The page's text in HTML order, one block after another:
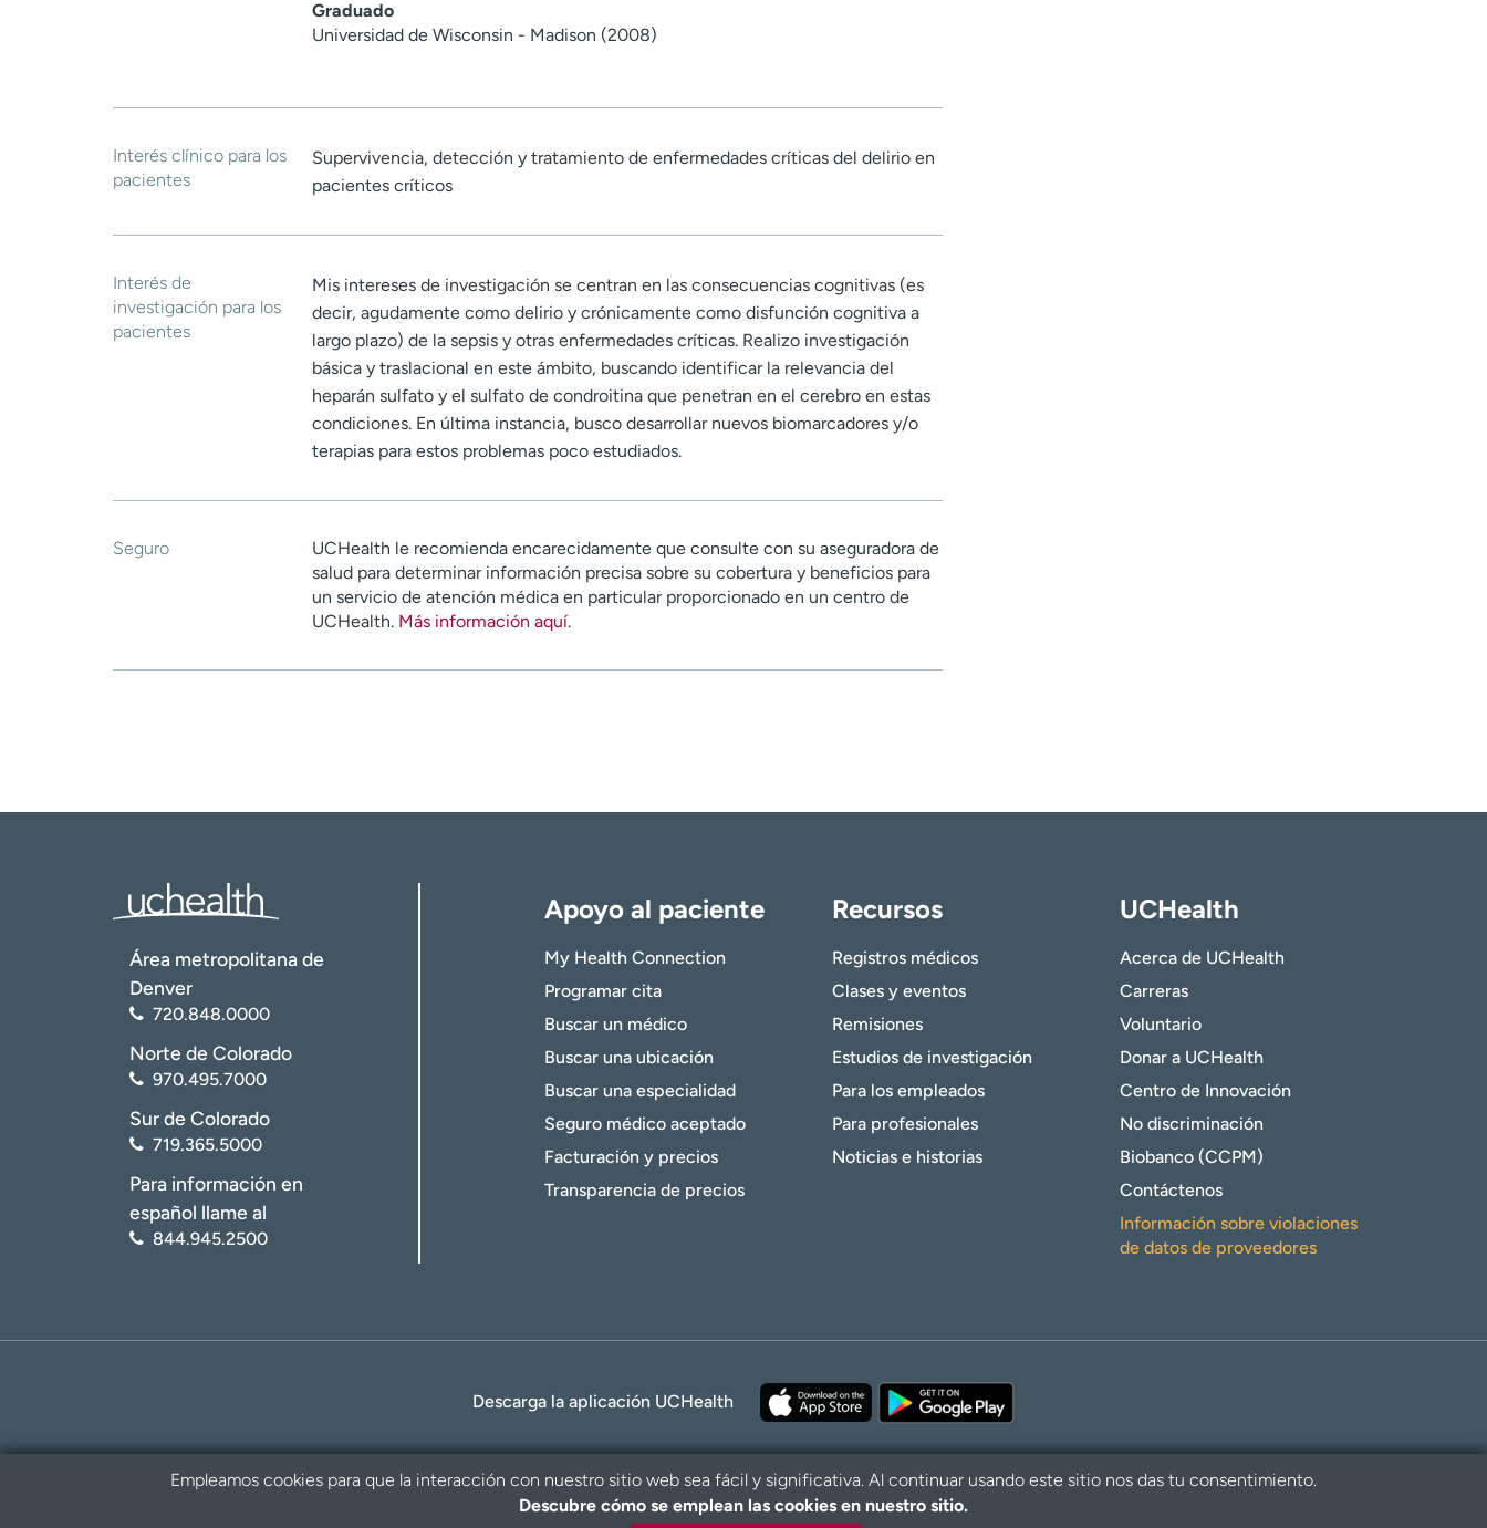
Graduado
Universidad de Wisconsin - Madison (2008)
Interés clínico para los
pacientes
Supervivencia, detección y tratamiento de enfermedades críticas del delirio en
pacientes críticos
Interés de
investigación para los
pacientes
Mis intereses de investigación se centran en las consecuencias cognitivas (es
decir, agudamente como delirio y crónicamente como disfunción cognitiva a
largo plazo) de la sepsis y otras enfermedades críticas. Realizo investigación
básica y traslacional en este ámbito, buscando identificar la relevancia del
heparán sulfato y el sulfato de condroitina que penetran en el cerebro en estas
condiciones. En última instancia, busco desarrollar nuevos biomarcadores y/o
terapias para estos problemas poco estudiados.
Seguro
UCHealth le recomienda encarecidamente que consulte con su aseguradora de
salud para determinar información precisa sobre su cobertura y beneficios para
un servicio de atención médica en particular proporcionado en un centro de
UCHealth. Más información aquí.
Área metropolitana de
Denver
720.848.0000
Norte de Colorado
970.495.7000
Sur de Colorado
719.365.5000
Para información en
español llame al
844.945.2500
Apoyo al paciente
My Health Connection
Programar cita
Buscar un médico
Buscar una ubicación
Buscar una especialidad
Seguro médico aceptado
Facturación y precios
Transparencia de precios
Recursos
Registros médicos
Clases y eventos
Remisiones
Estudios de investigación
Para los empleados
Para profesionales
Noticias e historias
UCHealth
Acerca de UCHealth
Carreras
Voluntario
Donar a UCHealth
Centro de Innovación
No discriminación
Biobanco (CCPM)
Contáctenos
Información sobre violaciones
de datos de proveedores
Descarga la aplicación UCHealth
Empleamos cookies para que la interacción con nuestro sitio web sea fácil y significativa. Al continuar usando este sitio nos das tu consentimiento.
Descubre cómo se emplean las cookies en nuestro sitio.